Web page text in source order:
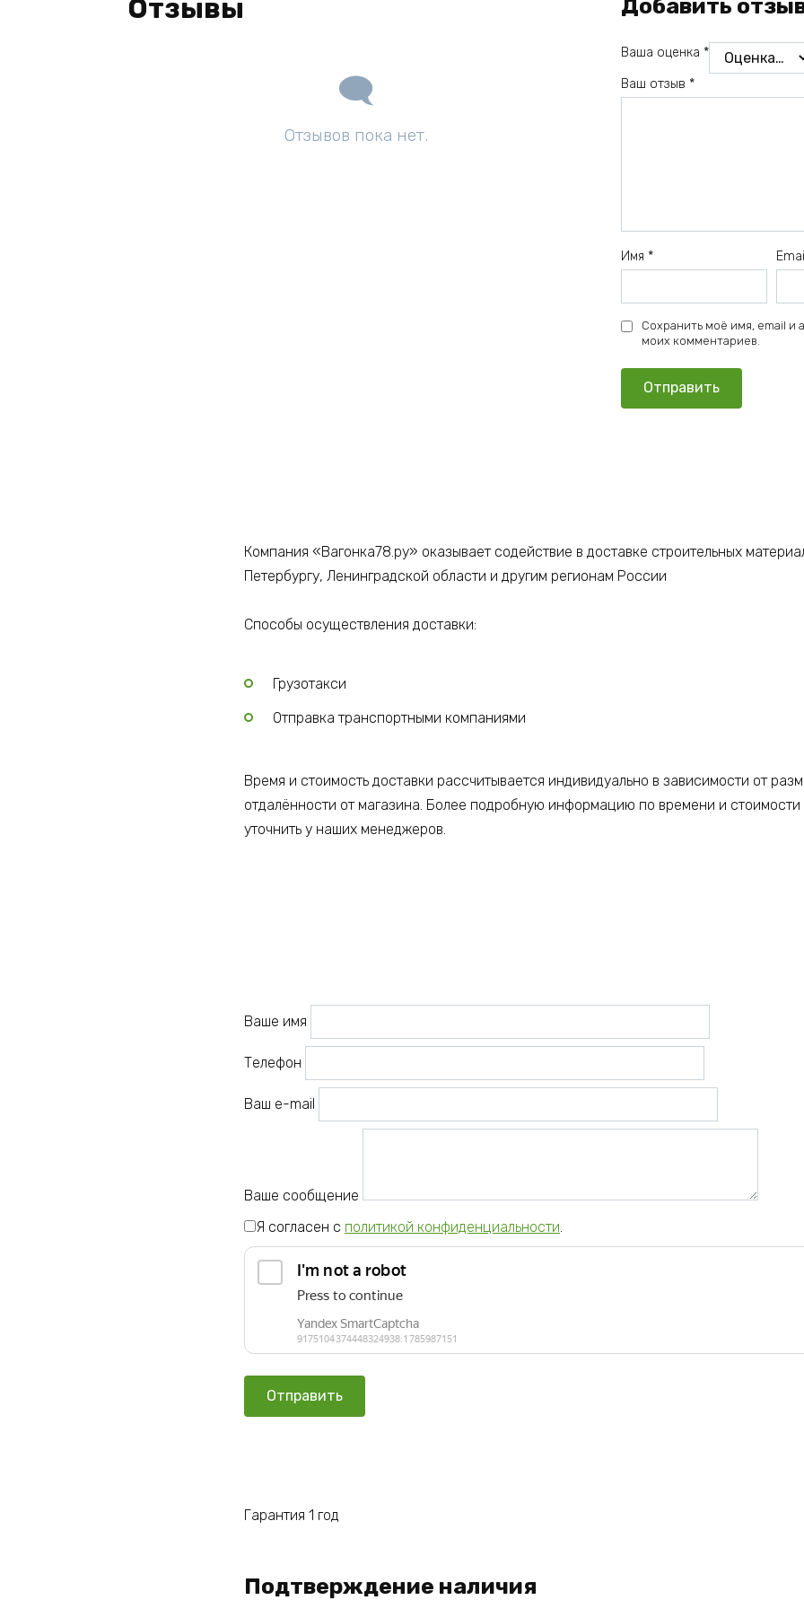
Отзывы
Отзывов пока нет.
Добавить
Ваша оценка *
Ваш отзыв *
Имя * Email
Сохранить моё имя, email и
моих комментариев.
Компания «Вагонка78.ру» оказывает содействие в доставке строительных
Петербургу, Ленинградской области и другим регионам России
Способы осуществления доставки:
Грузотакси
Отправка транспортными компаниями
Время и стоимость доставки рассчитывается индивидуально в зависимости от
отдалённости от магазина. Более подробную информацию по времени и
уточнить у наших менеджеров.
Ваше имя
Телефон
Ваш e-mail
Ваше сообщение
Я согласен с политикой конфиденциальности.
Гарантия 1 год
Подтверждение наличия